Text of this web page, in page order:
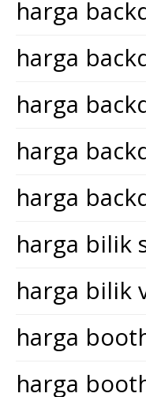
harga
harga
harga
harga
harga
harga bilik
harga bilik
harga
harga